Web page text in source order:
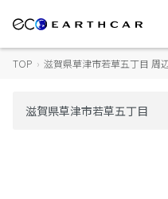
TOP › 滋賀県草津市若草五丁目 周